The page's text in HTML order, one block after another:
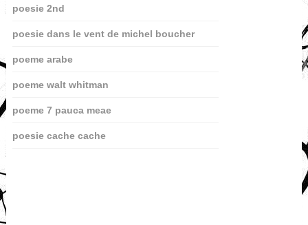
poesie 2nd
poesie dans le vent de michel boucher
poeme arabe
poeme walt whitman
poeme 7 pauca meae
poesie cache cache